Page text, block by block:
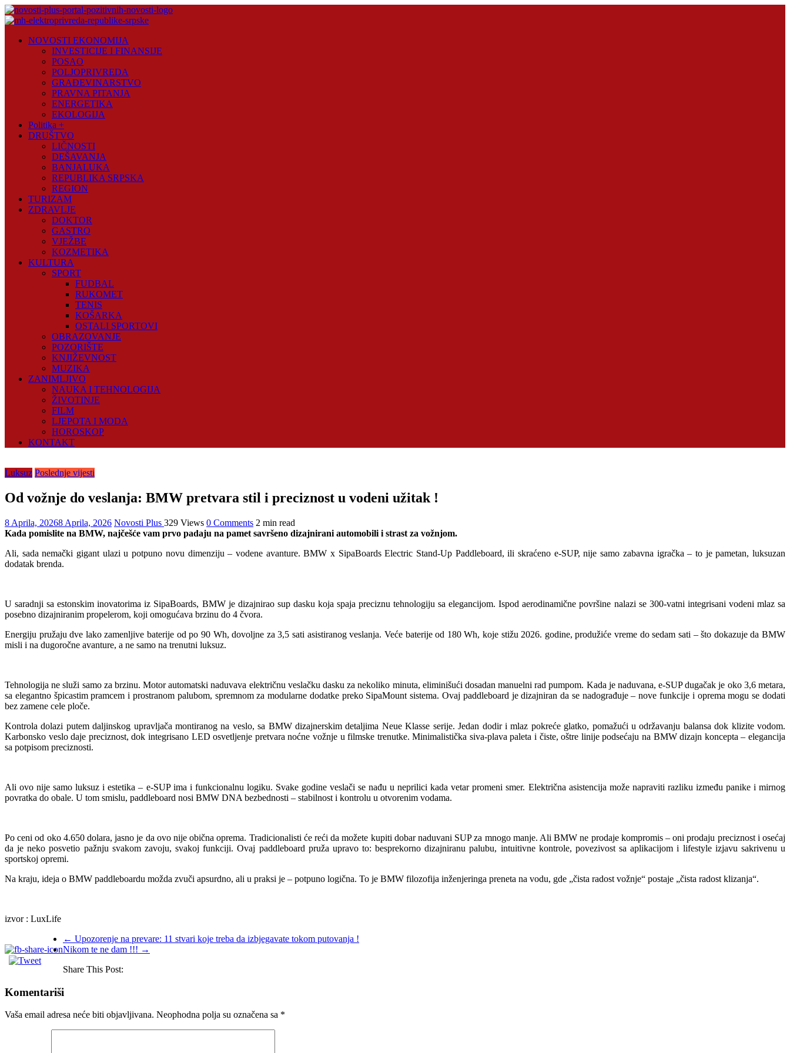
Skip
to
Plus
NOVOSTI EKONOMIJA
INVESTICIJE I FINANSIJE
POSAO
POLJOPRIVREDA
GRAĐEVINARSTVO
PRAVNA PITANJA
ENERGETIKA
EKOLOGIJA
Politika +
DRUŠTVO
LIČNOSTI
DEŠAVANJA
BANJALUKA
REPUBLIKA SRPSKA
REGION
TURIZAM
ZDRAVLJE
DOKTOR
GASTRO
VJEŽBE
KOZMETIKA
KULTURA
SPORT
FUDBAL
RUKOMET
TENIS
KOŠARKA
OSTALI SPORTOVI
OBRAZOVANJE
POZORIŠTE
KNJIŽEVNOST
MUZIKA
ZANIMLJIVO
NAUKA I TEHNOLOGIJA
ŽIVOTINJE
FILM
LJEPOTA I MODA
HOROSKOP
KONTAKT
Luksuz Poslednje vijesti
Od vožnje do veslanja: BMW pretvara stil i preciznost u vodeni užitak !
8 Aprila, 20268 Aprila, 2026 Novosti Plus 329 Views 0 Comments 2 min read
Kada pomislite na BMW, najčešće vam prvo padaju na pamet savršeno dizajnirani automobili i strast za vožnjom.
Ali, sada nemački gigant ulazi u potpuno novu dimenziju – vodene avanture. BMW x SipaBoards Electric Stand-Up Paddleboard, ili skraćeno e-SUP, nije samo zabavna igračka – to je pametan, luksuzan
dodatak brenda.
U saradnji sa estonskim inovatorima iz SipaBoards, BMW je dizajnirao sup dasku koja spaja preciznu tehnologiju sa elegancijom. Ispod aerodinamične površine nalazi se 300-vatni integrisani vodeni mlaz sa
posebno dizajniranim propelerom, koji omogućava brzinu do 4 čvora.
Energiju pružaju dve lako zamenljive baterije od po 90 Wh, dovoljne za 3,5 sati asistiranog veslanja. Veće baterije od 180 Wh, koje stižu 2026. godine, produžiće vreme do sedam sati – što dokazuje da BMW
misli i na dugoročne avanture, a ne samo na trenutni luksuz.
Tehnologija ne služi samo za brzinu. Motor automatski naduvava električnu veslačku dasku za nekoliko minuta, eliminišući dosadan manuelni rad pumpom. Kada je naduvana, e-SUP dugačak je oko 3,6 metara,
sa elegantno špicastim pramcem i prostranom palubom, spremnom za modularne dodatke preko SipaMount sistema. Ovaj paddleboard je dizajniran da se nadograđuje – nove funkcije i oprema mogu se dodati
bez zamene cele ploče.
Kontrola dolazi putem daljinskog upravljača montiranog na veslo, sa BMW dizajnerskim detaljima Neue Klasse serije. Jedan dodir i mlaz pokreće glatko, pomažući u održavanju balansa dok klizite vodom.
Karbonsko veslo daje preciznost, dok integrisano LED osvetljenje pretvara noćne vožnje u filmske trenutke. Minimalistička siva-plava paleta i čiste, oštre linije podsećaju na BMW dizajn koncepta – elegancija
sa potpisom preciznosti.
Ali ovo nije samo luksuz i estetika – e-SUP ima i funkcionalnu logiku. Svake godine veslači se nađu u neprilici kada vetar promeni smer. Električna asistencija može napraviti razliku između panike i mirnog
povratka do obale. U tom smislu, paddleboard nosi BMW DNA bezbednosti – stabilnost i kontrolu u otvorenim vodama.
Po ceni od oko 4.650 dolara, jasno je da ovo nije obična oprema. Tradicionalisti će reći da možete kupiti dobar naduvani SUP za mnogo manje. Ali BMW ne prodaje kompromis – oni prodaju preciznost i osećaj
da je neko posvetio pažnju svakom zavoju, svakoj funkciji. Ovaj paddleboard pruža upravo to: besprekorno dizajniranu palubu, intuitivne kontrole, povezivost sa aplikacijom i lifestyle izjavu sakrivenu u
sportskoj opremi.
Na kraju, ideja o BMW paddleboardu možda zvuči apsurdno, ali u praksi je – potpuno logična. To je BMW filozofija inženjeringa preneta na vodu, gde „čista radost vožnje“ postaje „čista radost klizanja“.
izvor : LuxLife
← Upozorenje na prevare: 11 stvari koje treba da izbjegavate tokom putovanja !
Nikom te ne dam !!! →
Share This Post:
Komentariši
Vaša email adresa neće biti objavljivana. Neophodna polja su označena sa *